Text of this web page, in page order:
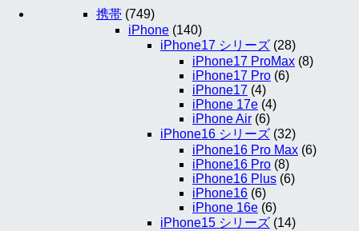
携帯 (749)
iPhone (140)
iPhone17 シリーズ (28)
iPhone17 ProMax (8)
iPhone17 Pro (6)
iPhone17 (4)
iPhone 17e (4)
iPhone Air (6)
iPhone16 シリーズ (32)
iPhone16 Pro Max (6)
iPhone16 Pro (8)
iPhone16 Plus (6)
iPhone16 (6)
iPhone 16e (6)
iPhone15 シリーズ (14)